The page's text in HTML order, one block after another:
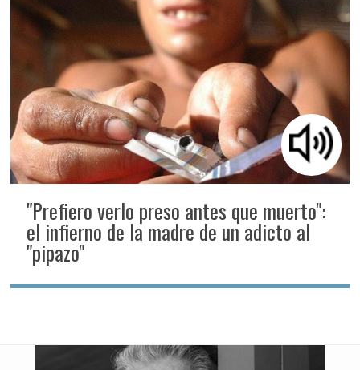
"Prefiero verlo preso antes que muerto":
el infierno de la madre de un adicto al
"pipazo"